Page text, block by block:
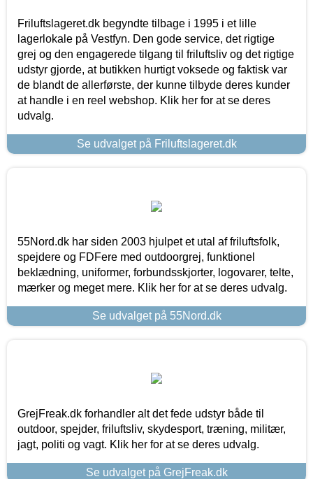
Friluftslageret.dk begyndte tilbage i 1995 i et lille
lagerlokale på Vestfyn. Den gode service, det rigtige
grej og den engagerede tilgang til friluftsliv og det rigtige
udstyr gjorde, at butikken hurtigt voksede og faktisk var
de blandt de allerførste, der kunne tilbyde deres kunder
at handle i en reel webshop. Klik her for at se deres
udvalg.
Se udvalget på Friluftslageret.dk
55Nord.dk har siden 2003 hjulpet et utal af friluftsfolk,
spejdere og FDFere med outdoorgrej, funktionel
beklædning, uniformer, forbundsskjorter, logovarer, telte,
mærker og meget mere. Klik her for at se deres udvalg.
Se udvalget på 55Nord.dk
GrejFreak.dk forhandler alt det fede udstyr både til
outdoor, spejder, friluftsliv, skydesport, træning, militær,
jagt, politi og vagt. Klik her for at se deres udvalg.
Se udvalget på GrejFreak.dk